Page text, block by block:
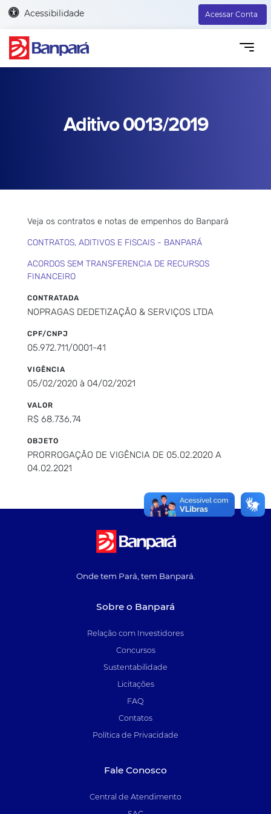
Acessibilidade Acessar Conta
Aditivo 0013/2019
Veja os contratos e notas de empenhos do Banpará
CONTRATOS, ADITIVOS E FISCAIS - BANPARÁ
ACORDOS SEM TRANSFERENCIA DE RECURSOS
FINANCEIRO
CONTRATADA
NOPRAGAS DEDETIZAÇÃO & SERVIÇOS LTDA
CPF/CNPJ
05.972.711/0001-41
VIGÊNCIA
05/02/2020 à 04/02/2021
VALOR
R$ 68.736,74
OBJETO
PRORROGAÇÃO DE VIGÊNCIA DE 05.02.2020 A
04.02.2021
Onde tem Pará, tem Banpará.
Sobre o Banpará
Relação com Investidores
Concursos
Sustentabilidade
Licitações
FAQ
Contatos
Política de Privacidade
Fale Conosco
Central de Atendimento